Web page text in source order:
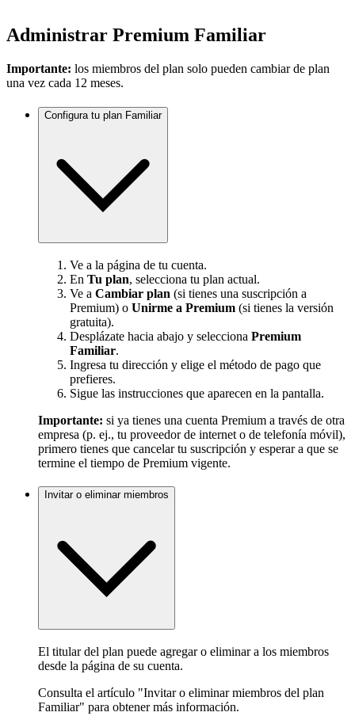
Administrar Premium Familiar
Importante: los miembros del plan solo pueden cambiar de plan
una vez cada 12 meses.
Configura tu plan Familiar
Ve a la página de tu cuenta.
En Tu plan, selecciona tu plan actual.
Ve a Cambiar plan (si tienes una suscripción a
Premium) o Unirme a Premium (si tienes la versión
gratuita).
Desplázate hacia abajo y selecciona Premium
Familiar.
Ingresa tu dirección y elige el método de pago que
prefieres.
Sigue las instrucciones que aparecen en la pantalla.
Importante: si ya tienes una cuenta Premium a través de otra
empresa (p. ej., tu proveedor de internet o de telefonía móvil),
primero tienes que cancelar tu suscripción y esperar a que se
termine el tiempo de Premium vigente.
Invitar o eliminar miembros
El titular del plan puede agregar o eliminar a los miembros
desde la página de su cuenta.
Consulta el artículo "Invitar o eliminar miembros del plan
Familiar" para obtener más información.